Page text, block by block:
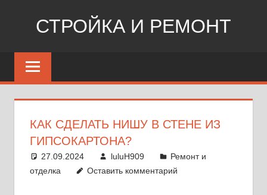
СТРОЙКА И РЕМОНТ
КАК СДЕЛАТЬ НИШУ В СТЕНЕ ИЗ
ГИПСОКАРТОНА?
27.09.2024 luluH909
Ремонт и
отделка
Оставить комментарий